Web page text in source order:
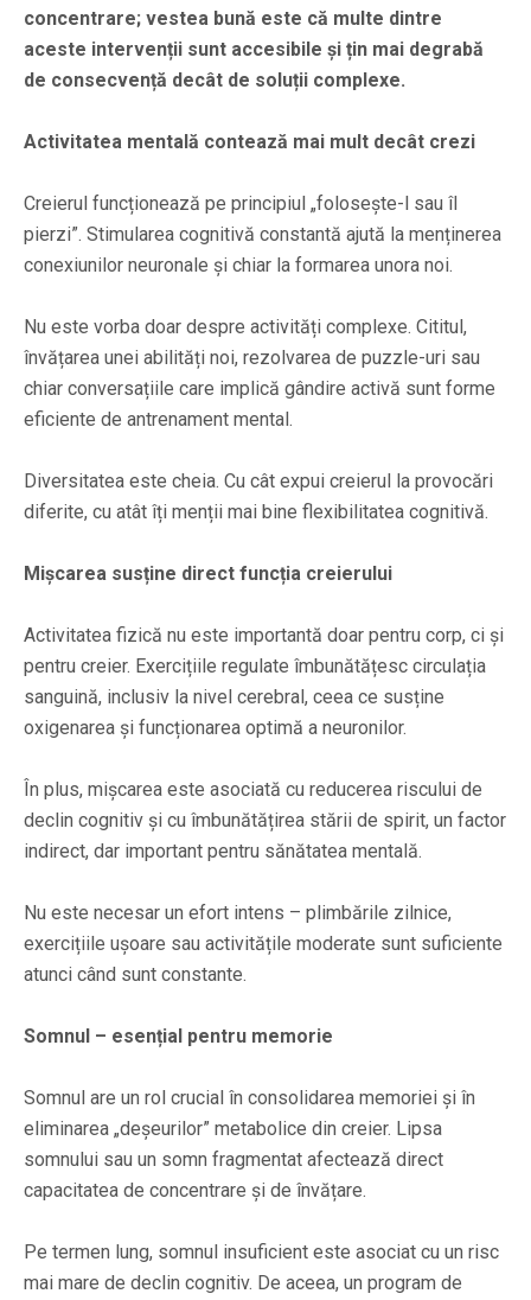
concentrare; vestea bună este că multe dintre
aceste intervenții sunt accesibile și țin mai degrabă
de consecvență decât de soluții complexe.
Activitatea mentală contează mai mult decât crezi
Creierul funcționează pe principiul „folosește-l sau îl
pierzi”. Stimularea cognitivă constantă ajută la menținerea
conexiunilor neuronale și chiar la formarea unora noi.
Nu este vorba doar despre activități complexe. Cititul,
învățarea unei abilități noi, rezolvarea de puzzle-uri sau
chiar conversațiile care implică gândire activă sunt forme
eficiente de antrenament mental.
Diversitatea este cheia. Cu cât expui creierul la provocări
diferite, cu atât îți menții mai bine flexibilitatea cognitivă.
Mișcarea susține direct funcția creierului
Activitatea fizică nu este importantă doar pentru corp, ci și
pentru creier. Exercițiile regulate îmbunătățesc circulația
sanguină, inclusiv la nivel cerebral, ceea ce susține
oxigenarea și funcționarea optimă a neuronilor.
În plus, mișcarea este asociată cu reducerea riscului de
declin cognitiv și cu îmbunătățirea stării de spirit, un factor
indirect, dar important pentru sănătatea mentală.
Nu este necesar un efort intens – plimbările zilnice,
exercițiile ușoare sau activitățile moderate sunt suficiente
atunci când sunt constante.
Somnul – esențial pentru memorie
Somnul are un rol crucial în consolidarea memoriei și în
eliminarea „deșeurilor” metabolice din creier. Lipsa
somnului sau un somn fragmentat afectează direct
capacitatea de concentrare și de învățare.
Pe termen lung, somnul insuficient este asociat cu un risc
mai mare de declin cognitiv. De aceea, un program de